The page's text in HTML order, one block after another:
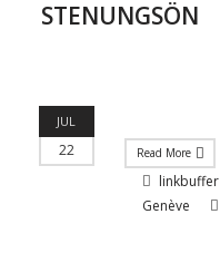
STENUNGSÖN
JUL
22 Read More
linkbuffer
Genève